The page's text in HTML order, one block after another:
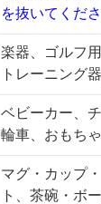
を抜いてくださ
楽器、ゴルフ
トレーニング
ベビーカー、
輪車、おもち
マグ・カップ
ト、茶碗・ボ